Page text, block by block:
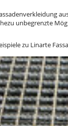
unbegrenzte
zu Linarte